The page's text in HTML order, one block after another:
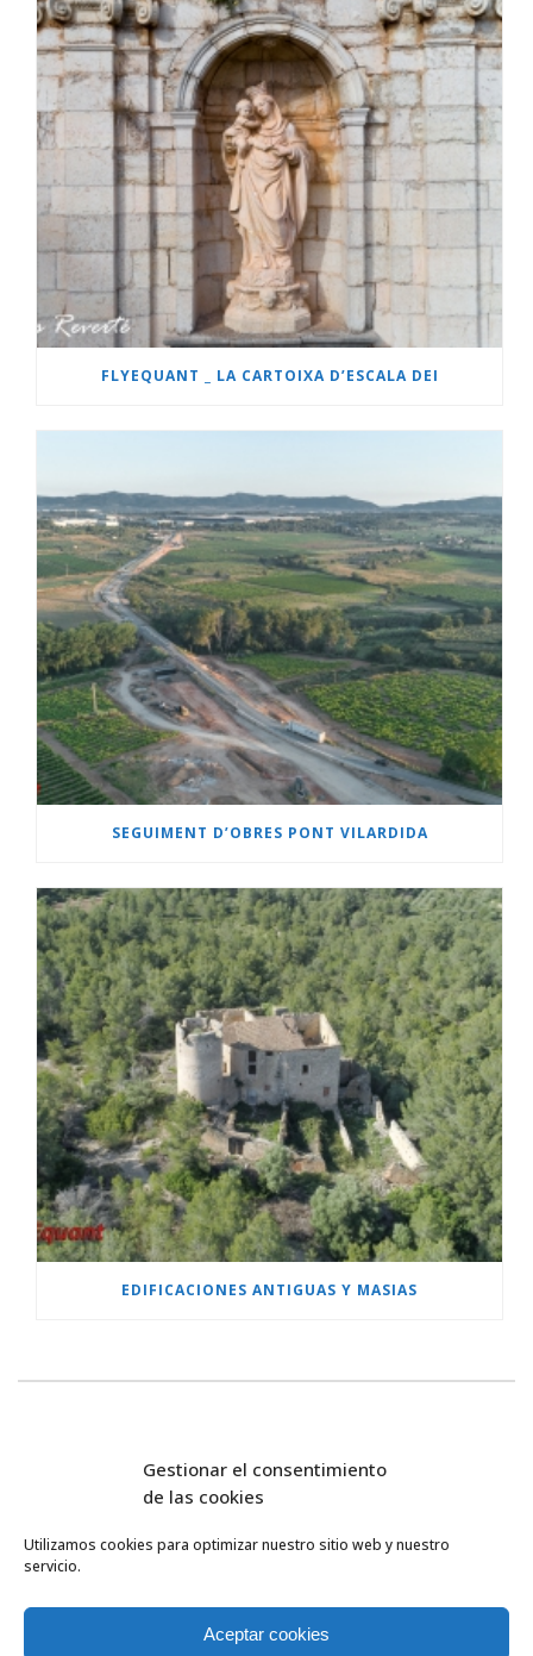
Gestionar el consentimiento
de las cookies
Utilizamos cookies para optimizar nuestro sitio web y nuestro
servicio.
Aceptar cookies
FLYEQUANT _ LA CARTOIXA D’ESCALA DEI
SEGUIMENT D’OBRES PONT VILARDIDA
EDIFICACIONES ANTIGUAS Y MASIAS
INICIO
SERVICIOS